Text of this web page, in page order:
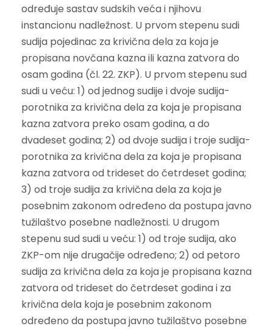
određuje sastav sudskih veća i njihovu
instancionu nadležnost. U prvom stepenu sudi
sudija pojedinac za krivična dela za koja je
propisana novčana kazna ili kazna zatvora do
osam godina (čl. 22. ZKP). U prvom stepenu sud
sudi u veću: 1) od jednog sudije i dvoje sudija-
porotnika za krivična dela za koja je propisana
kazna zatvora preko osam godina, a do
dvadeset godina; 2) od dvoje sudija i troje sudija-
porotnika za krivična dela za koja je propisana
kazna zatvora od trideset do četrdeset godina;
3) od troje sudija za krivična dela za koja je
posebnim zakonom određeno da postupa javno
tužilaštvo posebne nadležnosti. U drugom
stepenu sud sudi u veću: 1) od troje sudija, ako
ZKP-om nije drugačije određeno; 2) od petoro
sudija za krivična dela za koja je propisana kazna
zatvora od trideset do četrdeset godina i za
krivična dela koja je posebnim zakonom
određeno da postupa javno tužilaštvo posebne